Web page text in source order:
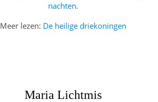
nachten.
Meer lezen: De heilige driekoningen
Maria Lichtmis